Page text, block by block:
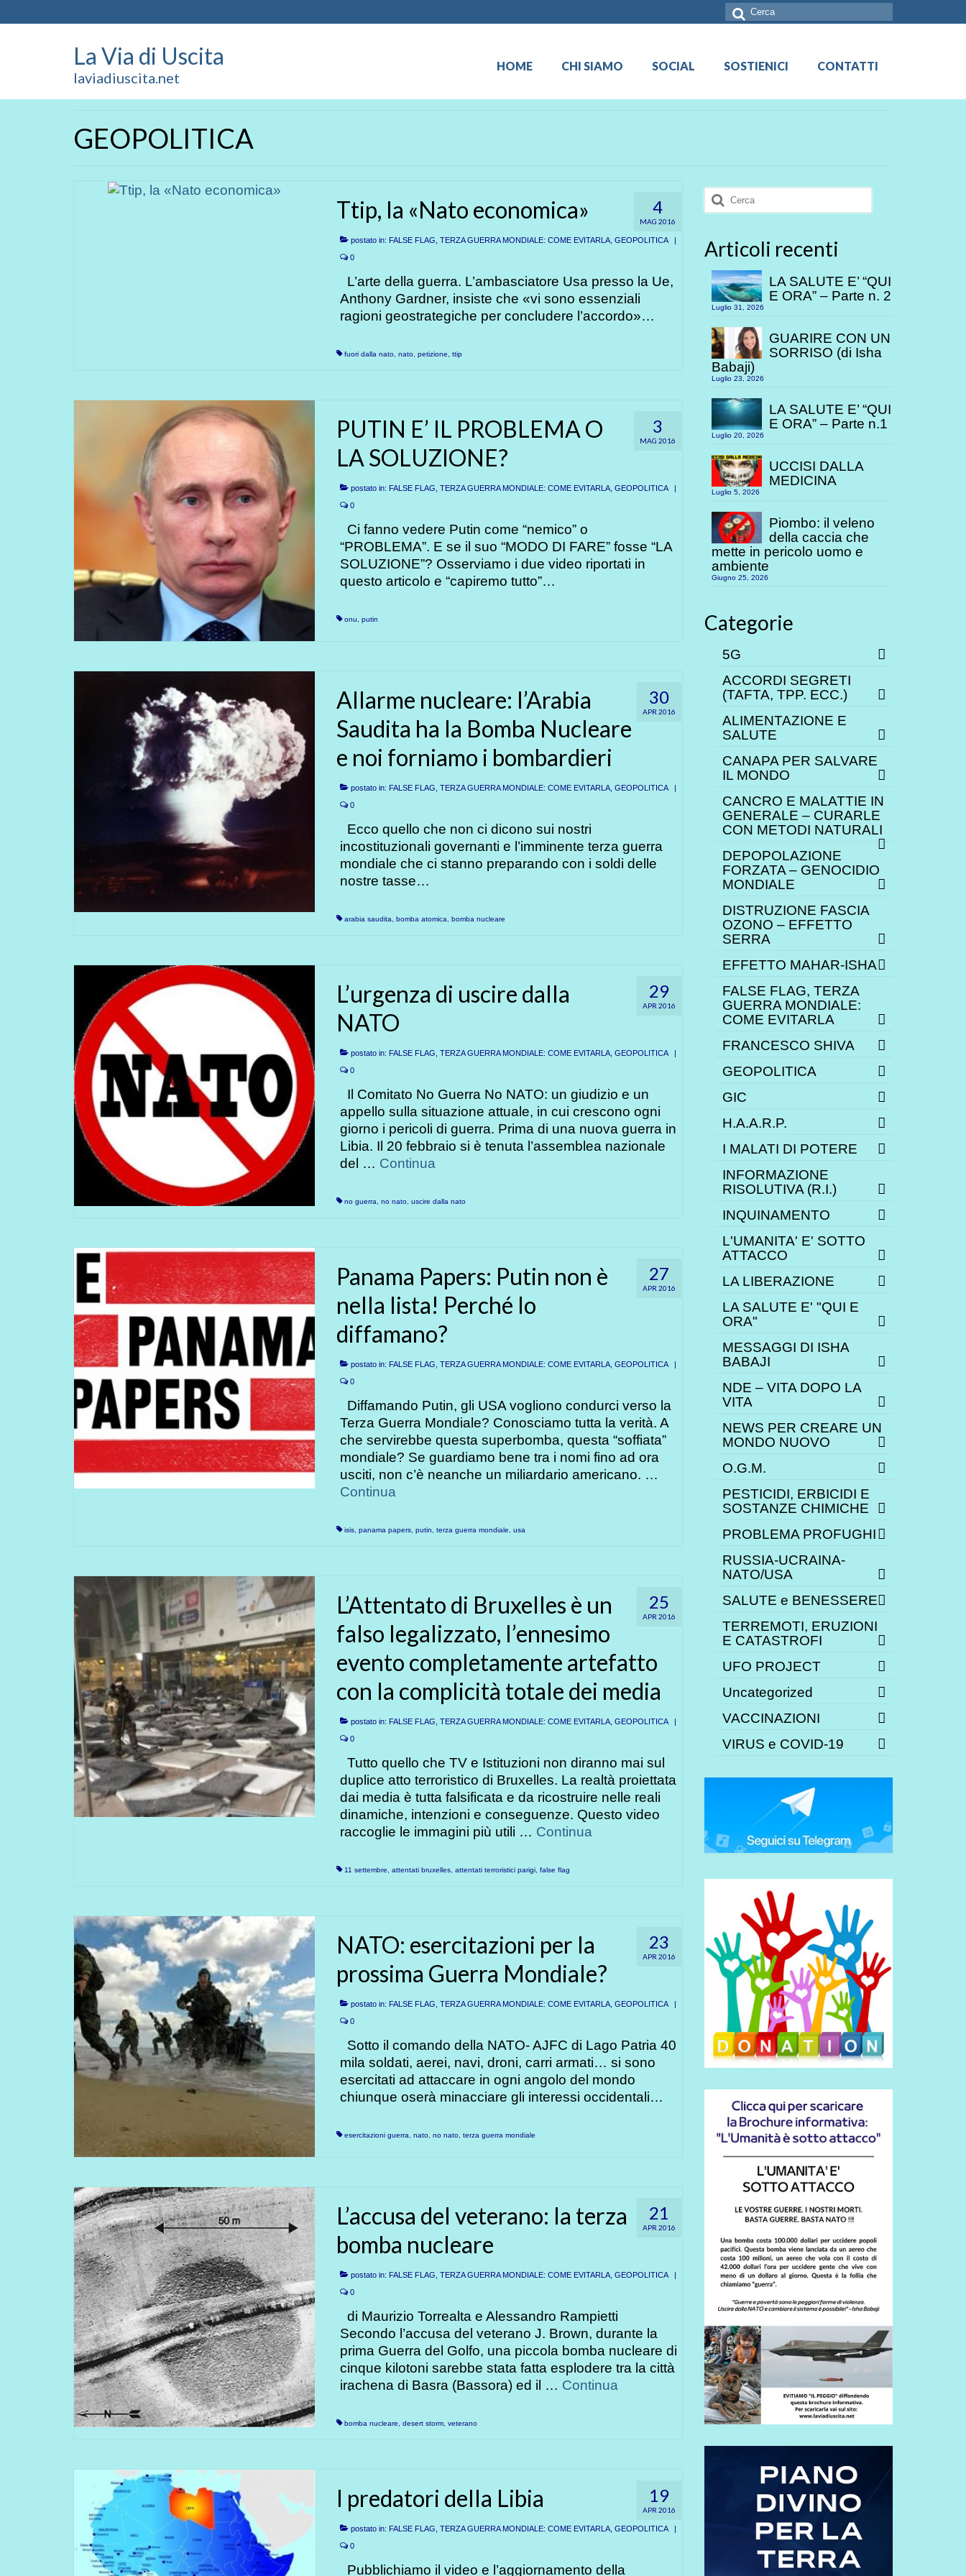
Cerca:
La Via di Uscita
laviadiuscita.net
HOME CHI SIAMO SOCIAL SOSTIENICI CONTATTI
GEOPOLITICA
4
MAG 2016
Ttip, la «Nato economica»
postato in: FALSE FLAG, TERZA GUERRA MONDIALE: COME EVITARLA, GEOPOLITICA
|
0
L’arte della guerra. L’ambasciatore Usa presso la Ue,
Anthony Gardner, insiste che «vi sono essenziali
ragioni geostrategiche per concludere l’accordo»…
fuori dalla nato, nato, petizione ttip
3
MAG 2016
PUTIN E’ IL PROBLEMA O
LA SOLUZIONE?
postato in: FALSE FLAG, TERZA GUERRA MONDIALE: COME EVITARLA, GEOPOLITICA
|
0
Ci fanno vedere Putin come “nemico” o
“PROBLEMA”. E se il suo “MODO DI FARE” fosse “LA
SOLUZIONE”? Osserviamo i due video riportati in
questo articolo e “capiremo tutto”…
onu putin
30
APR 2016
Allarme nucleare: l’Arabia
Saudita ha la Bomba Nucleare
e noi forniamo i bombardieri
postato in: FALSE FLAG, TERZA GUERRA MONDIALE: COME EVITARLA, GEOPOLITICA
|
0
Ecco quello che non ci dicono sui nostri
incostituzionali governanti e l’imminente terza guerra
mondiale che ci stanno preparando con i soldi delle
nostre tasse…
arabia saudita bomba atomica bomba nucleare
29
APR 2016
L’urgenza di uscire dalla
NATO
postato in: FALSE FLAG, TERZA GUERRA MONDIALE: COME EVITARLA, GEOPOLITICA
|
0
Il Comitato No Guerra No NATO: un giudizio e un
appello sulla situazione attuale, in cui crescono ogni
giorno i pericoli di guerra. Prima di una nuova guerra in
Libia. Il 20 febbraio si è tenuta l’assemblea nazionale
del … Continua
no guerra no nato, uscire dalla nato
27
APR 2016
Panama Papers: Putin non è
nella lista! Perché lo
diffamano?
postato in: FALSE FLAG, TERZA GUERRA MONDIALE: COME EVITARLA, GEOPOLITICA
|
0
Diffamando Putin, gli USA vogliono condurci verso la
Terza Guerra Mondiale? Conosciamo tutta la verità. A
che servirebbe questa superbomba, questa “soffiata”
mondiale? Se guardiamo bene tra i nomi fino ad ora
usciti, non c’è neanche un miliardario americano. …
Continua
isis, panama papers, putin terza guerra mondiale usa
25
APR 2016
L’Attentato di Bruxelles è un
falso legalizzato, l’ennesimo
evento completamente artefatto
con la complicità totale dei media
postato in: FALSE FLAG, TERZA GUERRA MONDIALE: COME EVITARLA, GEOPOLITICA
|
0
Tutto quello che TV e Istituzioni non diranno mai sul
duplice atto terroristico di Bruxelles. La realtà proiettata
dai media è tutta falsificata e da ricostruire nelle reali
dinamiche, intenzioni e conseguenze. Questo video
raccoglie le immagini più utili … Continua
11 settembre attentati bruxelles, attentati terroristici parigi, false flag
23
APR 2016
NATO: esercitazioni per la
prossima Guerra Mondiale?
postato in: FALSE FLAG, TERZA GUERRA MONDIALE: COME EVITARLA, GEOPOLITICA
|
0
Sotto il comando della NATO- AJFC di Lago Patria 40
mila soldati, aerei, navi, droni, carri armati… si sono
esercitati ad attaccare in ogni angolo del mondo
chiunque oserà minacciare gli interessi occidentali…
esercitazioni guerra nato, no nato, terza guerra mondiale
21
APR 2016
L’accusa del veterano: la terza
bomba nucleare
postato in: FALSE FLAG, TERZA GUERRA MONDIALE: COME EVITARLA, GEOPOLITICA
|
0
di Maurizio Torrealta e Alessandro Rampietti
Secondo l’accusa del veterano J. Brown, durante la
prima Guerra del Golfo, una piccola bomba nucleare di
cinque kilotoni sarebbe stata fatta esplodere tra la città
irachena di Basra (Bassora) ed il … Continua
bomba nucleare desert storm, veterano
19
APR 2016
I predatori della Libia
postato in: FALSE FLAG, TERZA GUERRA MONDIALE: COME EVITARLA, GEOPOLITICA
|
0
Pubblichiamo il video e l’aggiornamento della
Cerca:
Articoli recenti
LA SALUTE E’ “QUI
E ORA” – Parte n. 2
Luglio 31, 2026
GUARIRE CON UN
SORRISO (di Isha
Babaji)
Luglio 23, 2026
LA SALUTE E’ “QUI
E ORA” – Parte n.1
Luglio 20, 2026
UCCISI DALLA
MEDICINA
Luglio 5, 2026
Piombo: il veleno
della caccia che
mette in pericolo uomo e
ambiente
Giugno 25, 2026
Categorie
5G
ACCORDI SEGRETI
(TAFTA, TPP. ECC.)
ALIMENTAZIONE E
SALUTE
CANAPA PER SALVARE
IL MONDO
CANCRO E MALATTIE IN
GENERALE – CURARLE
CON METODI NATURALI
DEPOPOLAZIONE
FORZATA – GENOCIDIO
MONDIALE
DISTRUZIONE FASCIA
OZONO – EFFETTO
SERRA
EFFETTO MAHAR-ISHA
FALSE FLAG, TERZA
GUERRA MONDIALE:
COME EVITARLA
FRANCESCO SHIVA
GEOPOLITICA
GIC
H.A.A.R.P.
I MALATI DI POTERE
INFORMAZIONE
RISOLUTIVA (R.I.)
INQUINAMENTO
L'UMANITA' E' SOTTO
ATTACCO
LA LIBERAZIONE
LA SALUTE E' "QUI E
ORA"
MESSAGGI DI ISHA
BABAJI
NDE – VITA DOPO LA
VITA
NEWS PER CREARE UN
MONDO NUOVO
O.G.M.
PESTICIDI, ERBICIDI E
SOSTANZE CHIMICHE
PROBLEMA PROFUGHI
RUSSIA-UCRAINA-
NATO/USA
SALUTE e BENESSERE
TERREMOTI, ERUZIONI
E CATASTROFI
UFO PROJECT
Uncategorized
VACCINAZIONI
VIRUS e COVID-19